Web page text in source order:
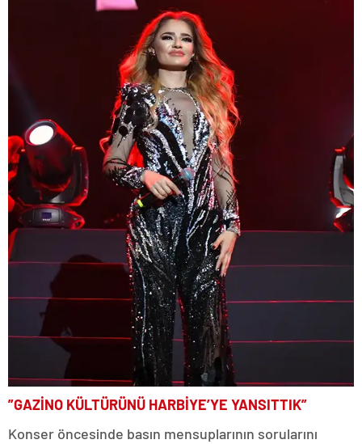
”GAZİNO KÜLTÜRÜNÜ HARBİYE’YE YANSITTIK”
Konser öncesinde basın mensuplarının sorularını